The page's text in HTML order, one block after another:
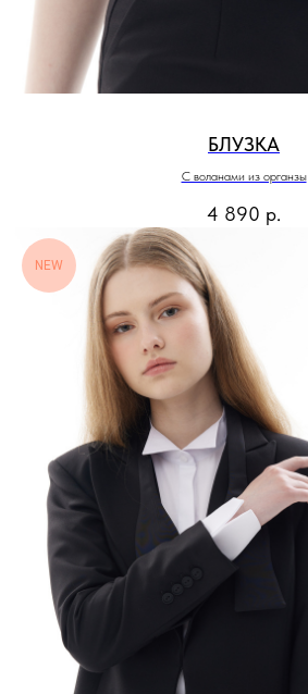
БЛУЗКА
С воланами из органзы
4 890 р.
NEW